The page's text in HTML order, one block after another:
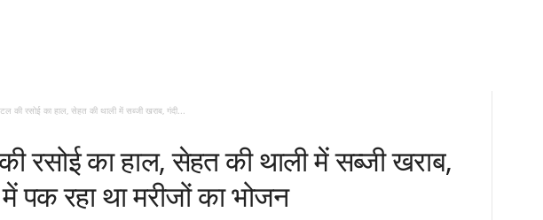
की रसोई का हाल, सेहत की थाली में सब्जी खराब, गंदी...
रसोई का हाल, सेहत की थाली में सब्जी खराब,
पक रहा था मरीजों का भोजन